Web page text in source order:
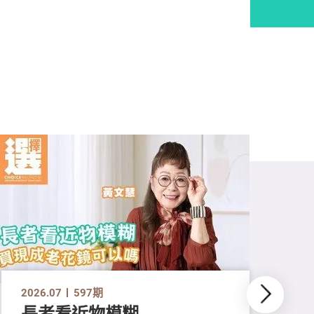
2026.07 597期